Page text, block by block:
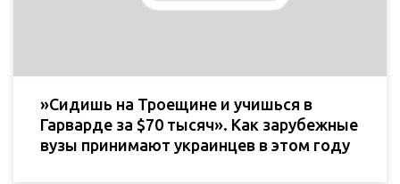
»Сидишь на Троещине и учишься в
Гарварде за $70 тысяч». Как зарубежные
вузы принимают украинцев в этом году